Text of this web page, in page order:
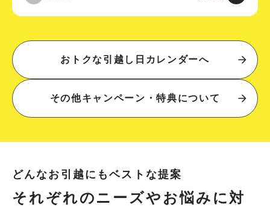
おトクな引越し日カレンダーへ
その他キャンペーン・特典について
どんなお引越にもベストな提案
それぞれのニーズやお悩みに対